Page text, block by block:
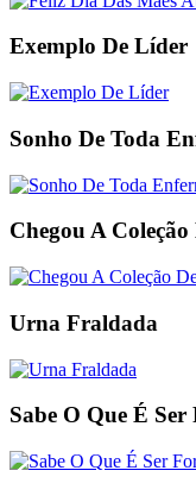
Exemplo De Líder
Sonho De Toda
Chegou A
Urna Fraldada
Sabe O Que É Ser